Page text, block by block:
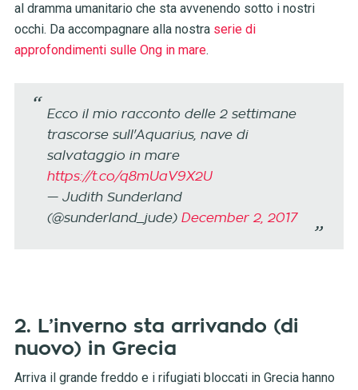
al dramma umanitario che sta avvenendo sotto i nostri
occhi. Da accompagnare alla nostra serie di
approfondimenti sulle Ong in mare.
Ecco il mio racconto delle 2 settimane
trascorse sull'Aquarius, nave di
salvataggio in mare
https://t.co/q8mUaV9X2U
— Judith Sunderland
(@sunderland_jude) December 2, 2017
2. L’inverno sta arrivando (di
nuovo) in Grecia
Arriva il grande freddo e i rifugiati bloccati in Grecia hanno